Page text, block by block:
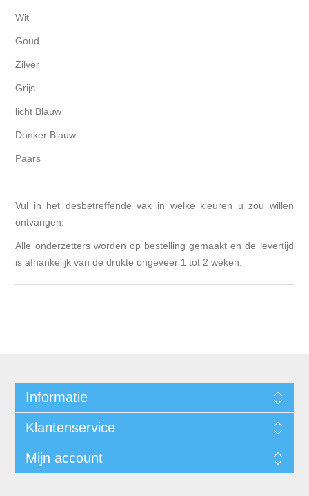
Wit
Goud
Zilver
Grijs
licht Blauw
Donker Blauw
Paars
Vul in het desbetreffende vak in welke kleuren u zou willen
ontvangen.
Alle onderzetters worden op bestelling gemaakt en de levertijd
is afhankelijk van de drukte ongeveer 1 tot 2 weken.
Informatie
Klantenservice
Mijn account